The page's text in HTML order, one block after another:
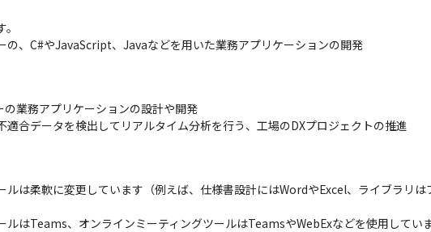
の、C#やJavaScript、Javaなどを用いた業務アプリケーションの開発
業務アプリケーションの設計や開発
適合データを検出してリアルタイム分析を行う、工場のDXプロジェクトの推進
ルは柔軟に変更しています（例えば、仕様書設計にはWordやExcel、ライブラリ
ルはTeams、オンラインミーティングツールはTeamsやWebExなどを使用してい